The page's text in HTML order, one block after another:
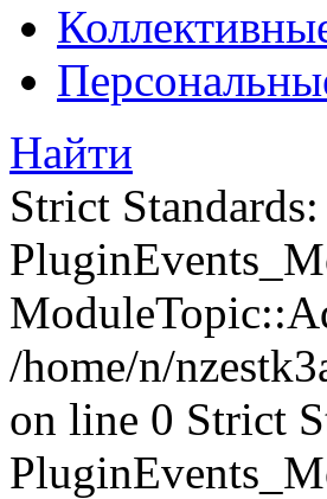
Найти
Strict
/home/n/
on line 0 Strict